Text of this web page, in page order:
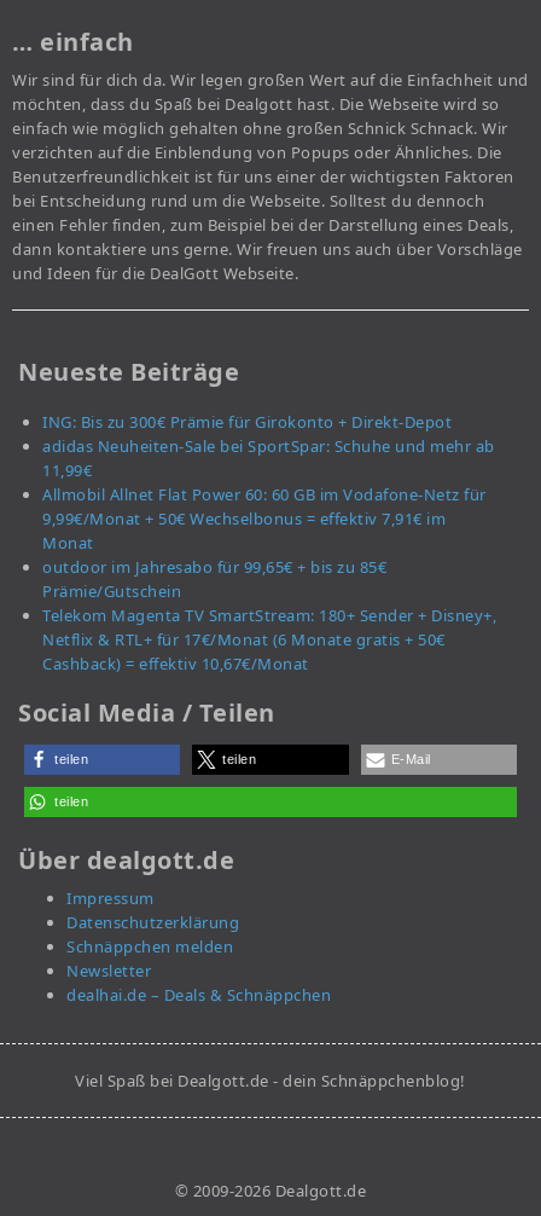
… einfach
Wir sind für dich da. Wir legen großen Wert auf die Einfachheit und
möchten, dass du Spaß bei Dealgott hast. Die Webseite wird so
einfach wie möglich gehalten ohne großen Schnick Schnack. Wir
verzichten auf die Einblendung von Popups oder Ähnliches. Die
Benutzerfreundlichkeit ist für uns einer der wichtigsten Faktoren
bei Entscheidung rund um die Webseite. Solltest du dennoch
einen Fehler finden, zum Beispiel bei der Darstellung eines Deals,
dann kontaktiere uns gerne. Wir freuen uns auch über Vorschläge
und Ideen für die DealGott Webseite.
Neueste Beiträge
ING: Bis zu 300€ Prämie für Girokonto + Direkt-Depot
adidas Neuheiten-Sale bei SportSpar: Schuhe und mehr ab
11,99€
Allmobil Allnet Flat Power 60: 60 GB im Vodafone-Netz für
9,99€/Monat + 50€ Wechselbonus = effektiv 7,91€ im
Monat
outdoor im Jahresabo für 99,65€ + bis zu 85€
Prämie/Gutschein
Telekom Magenta TV SmartStream: 180+ Sender + Disney+,
Netflix & RTL+ für 17€/Monat (6 Monate gratis + 50€
Cashback) = effektiv 10,67€/Monat
Social Media / Teilen
teilen teilen E-Mail
teilen
Über dealgott.de
Impressum
Datenschutzerklärung
Schnäppchen melden
Newsletter
dealhai.de – Deals & Schnäppchen
Viel Spaß bei Dealgott.de - dein Schnäppchenblog!
© 2009-2026 Dealgott.de